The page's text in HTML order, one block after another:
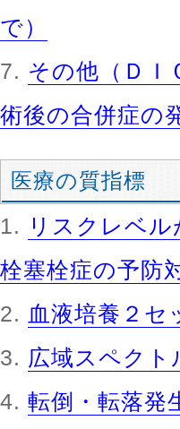
で）
その他（ＤＩ
術後の合併症の
医療の質指標
リスクレベ
栓塞栓症の予防
血液培養２セ
広域スペクト
転倒・転落発